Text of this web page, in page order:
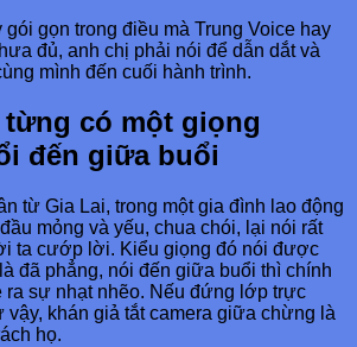
gói gọn trong điều mà Trung Voice hay
đủ, anh chị phải nói để dẫn dắt và
mình đến cuối hành trình.
từng có một giọng
đến giữa buổi
từ Gia Lai, trong một gia đình lao động
mỏng và yếu, chua chói, lại nói rất
ta cướp lời. Kiểu giọng đó nói được
đã phẳng, nói đến giữa buổi thì chính
ra sự nhạt nhẽo. Nếu đứng lớp trực
khán giả tắt camera giữa chừng là
họ.